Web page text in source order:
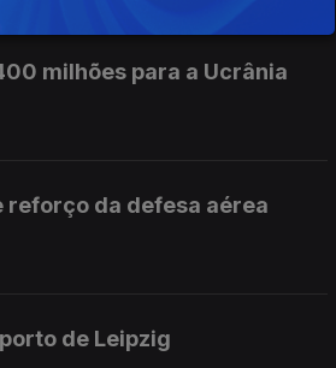
milhões para a Ucrânia
reforço da defesa aérea
de Leipzig